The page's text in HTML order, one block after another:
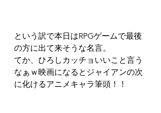
という訳で本日はRPGゲームで最後
の方に出て来そうな名言。
てか、ひろしカッチョいいこと言う
なぁｗ映画になるとジャイアンの次
に化けるアニメキャラ筆頭！！